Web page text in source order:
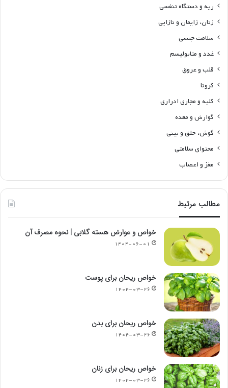
ریه و دستگاه تنفسی
زنان، زایمان و نازایی
سلامت جنسی
غدد و متابولیسم
قلب و عروق
کرونا
کلیه و مجاری ادراری
گوارش و معده
گوش، حلق و بینی
محتوای سلامتی
مغز و اعصاب
مطالب مرتبط
خواص و عوارض هسته گلابی | نحوه مصرف آن
۱۴۰۴-۰۶-۰۱
خواص ریحان برای پوست
۱۴۰۴-۰۳-۲۶
خواص ریحان برای بدن
۱۴۰۴-۰۳-۲۶
خواص ریحان برای زنان
۱۴۰۴-۰۳-۲۶